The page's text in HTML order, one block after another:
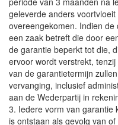
geleverde anders
overeengekomen. Indien
een zaak betreft die door
de garantie beperkt tot die,
ervoor wordt verstrekt,
van de garantietermijn
vervanging, inclusief
aan de Wederpartij in
3. Iedere vorm van garantie
is ontstaan als gevolg van